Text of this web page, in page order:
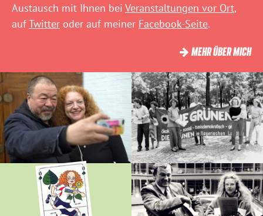
Austausch mit Ihnen bei Veranstaltungen vor Ort,
aufTwitter oder auf meiner Facebook-Seite.
MEHR ÜBER MICH